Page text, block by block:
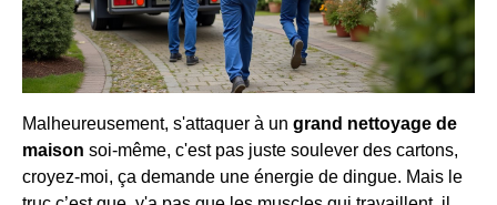
Malheureusement, s'attaquer à un grand nettoyage de
maison soi-même, c'est pas juste soulever des cartons,
croyez-moi, ça demande une énergie de dingue. Mais le